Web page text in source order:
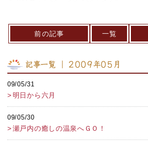
前の記事 一覧
記事一覧 ｜ 2009年05月
09/05/31
明日から六月
09/05/30
瀬戸内の癒しの温泉へＧＯ！